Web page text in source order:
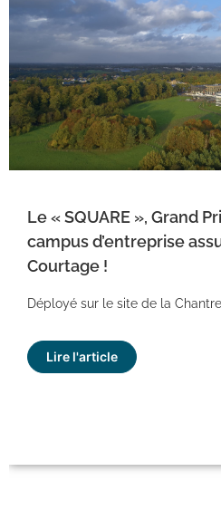
Le « SQUARE », Grand
campus d’entreprise
Courtage !
Déployé sur le site de la
Lire l'article